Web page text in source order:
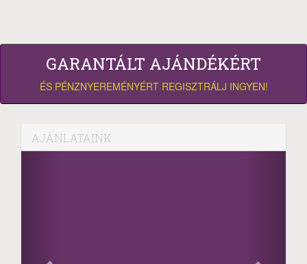
GARANTÁLT AJÁNDÉKÉRT
ÉS PÉNZNYEREMÉNYÉRT REGISZTRÁLJ INGYEN!
AJÁNLATAINK